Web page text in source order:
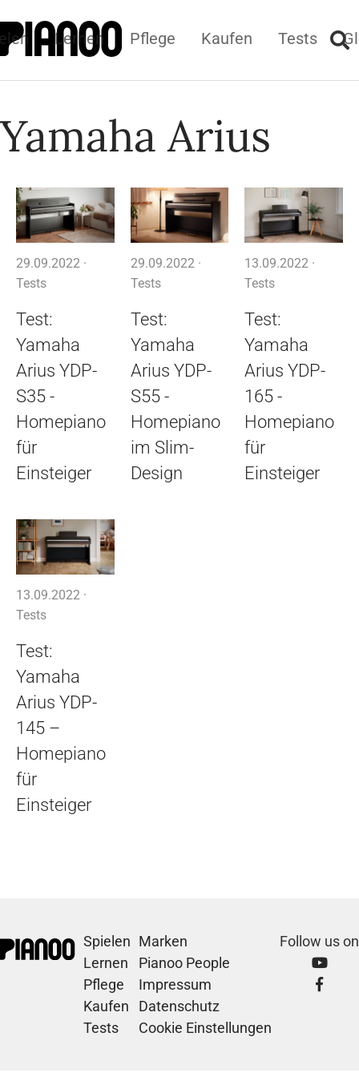
Lernen Pflege Kaufen Tests
Yamaha Arius
29.09.2022 ·
Tests
Test:
Yamaha
Arius YDP-
S35 -
Homepiano
für
Einsteiger
29.09.2022 ·
Tests
Test:
Yamaha
Arius YDP-
S55 -
Homepiano
im Slim-
Design
13.09.2022 ·
Tests
Test:
Yamaha
Arius YDP-
165 -
Homepiano
für
Einsteiger
13.09.2022 ·
Tests
Test:
Yamaha
Arius YDP-
145 –
Homepiano
für
Einsteiger
Spielen
Lernen
Pflege
Kaufen
Tests
Marken
Pianoo People
Impressum
Datenschutz
Cookie Einstellungen
Follow us on